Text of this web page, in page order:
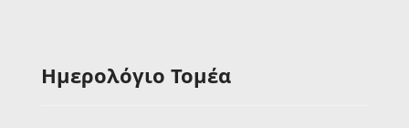
Ημερολόγιο Τομέα